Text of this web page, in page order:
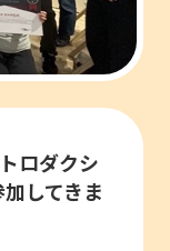
ロダクシ
してきま